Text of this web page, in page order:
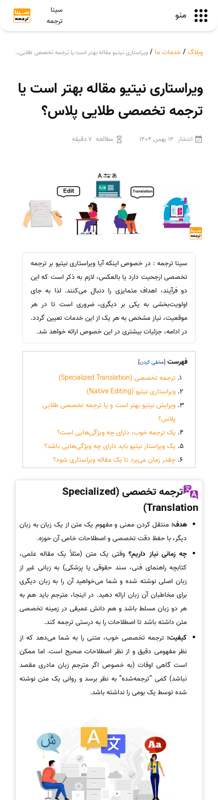
منو
سینا
ترجمه
وبلاگ /خدمات ما / ویراستاری نیتیو مقاله بهتر است یا ترجمه تخصصی طلایی پلاس؟
ویراستاری نیتیو مقاله بهتر است یا
ترجمه تخصصی طلایی پلاس؟
انتشار 14 بهمن 1404 مطالعه 7 دقیقه
سینا ترجمه : در خصوص اینکه آیا ویراستاری نیتیو بر ترجمه
تخصصی ارجحیت دارد یا بالعکس، لازم به ذکر است که این
دو فرآیند، اهداف متمایزی را دنبال می‌کنند. لذا به جای
اولویت‌بخشی به یکی بر دیگری، ضروری است تا در هر
موقعیت، نیاز مشخص به هر یک از این خدمات تعیین گردد.
در ادامه، جزئیات بیشتری در این خصوص ارائه خواهد شد.
فهرست [
]
ترجمه تخصصی (Specialized Translation)
ویراستاری نیتیو (Native Editing)
ویرایش نیتیو بهتر است و یا ترجمه تخصصی طلایی
پلاس؟
یک ترجمه خوب، دارای چه ویژگی‌هایی است؟
یک ویراستار نیتیو باید دارای چه ویژگی‌هایی باشد؟
چقدر زمان می‌برد تا یک مقاله ویراستاری شود؟
ترجمه تخصصی (Specialized
Translation)
هدف: منتقل کردن معنی و مفهوم یک متن از یک زبان به زبان
دیگر، با حفظ دقت تخصصی و اصطلاحات خاص آن حوزه.
چه زمانی نیاز داریم؟وقتی یک متن (مثلاً یک مقاله علمی،
کتابچه راهنمای فنی، سند حقوقی یا پزشکی) به زبانی غیر از
زبان اصلی نوشته شده و شما می‌خواهید آن را به زبان دیگری
برای مخاطبان آن زبان ارائه دهید. در اینجا، مترجم باید هم به
هر دو زبان مسلط باشد و هم دانش عمیقی در زمینه تخصصی
متن داشته باشد تا اصطلاحات را به درستی ترجمه کند.
کیفیت: ترجمه تخصصی خوب، متنی را به شما می‌دهد که از
نظر مفهومی دقیق و از نظر اصطلاحات صحیح است. اما ممکن
است گاهی اوقات (به خصوص اگر مترجم زبان مادری مقصد
نباشد) کمی “ترجمه‌شده” به نظر برسد و روانی یک متن نوشته
شده توسط یک بومی را نداشته باشد.